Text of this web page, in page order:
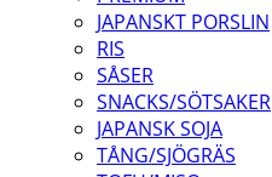
JAPANSKT PORSLIN
RIS
SÅSER
SNACKS/SÖTSAKER
JAPANSK SOJA
TÅNG/SJÖGRÄS